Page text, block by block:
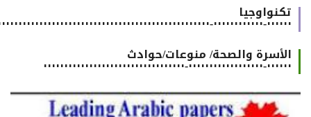
تكنواوجيا
٠٠٠٠٠٠-٠٠٠٠٠٠٠٠٠٠٠٠-٠٠٠٠٠٠٠٠٠٠٠٠٠٠٠٠٠٠٠٠٠٠٠٠٠٠٠٠٠٠٠٠٠٠٠٠٠٠٠٠٠٠٠٠٠٠٠٠٠٠٠٠٠٠
الأسرة والصحة/ منوعات/حوادث
٠٠٠٠٠٠-٠٠٠٠٠٠٠٠٠٠٠٠٠٠٠٠٠٠-٠٠٠٠٠٠٠٠٠٠٠٠٠٠٠٠٠٠٠٠٠٠٠٠٠٠٠٠٠٠٠٠٠٠